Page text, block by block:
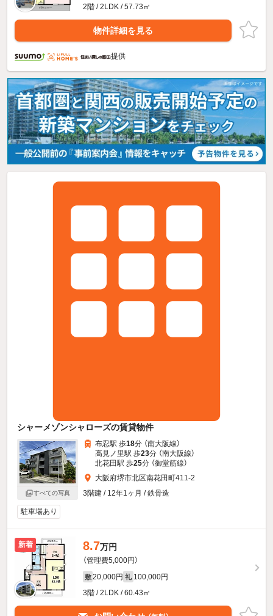
2階 / 2LDK / 57.73㎡
物件詳細を見る
提供
シャーメゾンシャローズの賃貸物件
すべての写真
布忍駅 歩18分 （南大阪線）
高見ノ里駅 歩23分 （南大阪線）
北花田駅 歩25分 （御堂筋線）
大阪府堺市北区南花田町411-2
3階建 / 12年1ヶ月 / 鉄骨造
駐車場あり
新着 8.7万円
（管理費5,000円）
敷 20,000円 礼 100,000円
3階 / 2LDK / 60.43㎡